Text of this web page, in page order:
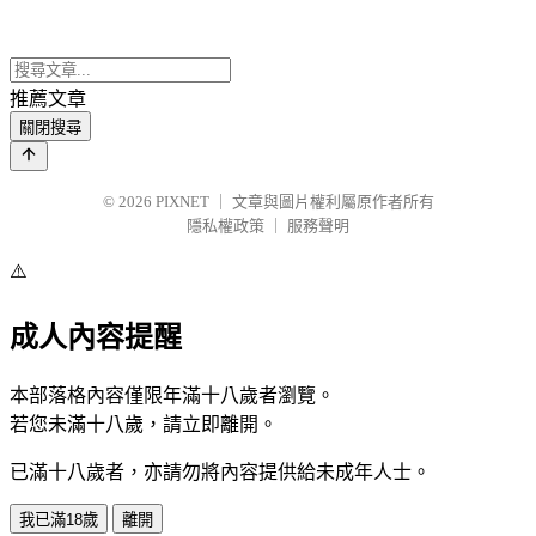
推薦文章
關閉搜尋
© 2026 PIXNET
文章與圖片權利屬原作者所有
隱私權政策
服務聲明
⚠️
成人內容提醒
本部落格內容僅限年滿十八歲者瀏覽。
若您未滿十八歲，請立即離開。
已滿十八歲者，亦請勿將內容提供給未成年人士。
我已滿18歲 離開